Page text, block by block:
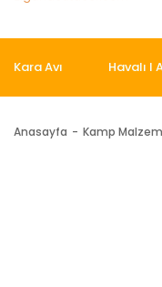
Kara Avı Havalı I
Anasayfa Kamp